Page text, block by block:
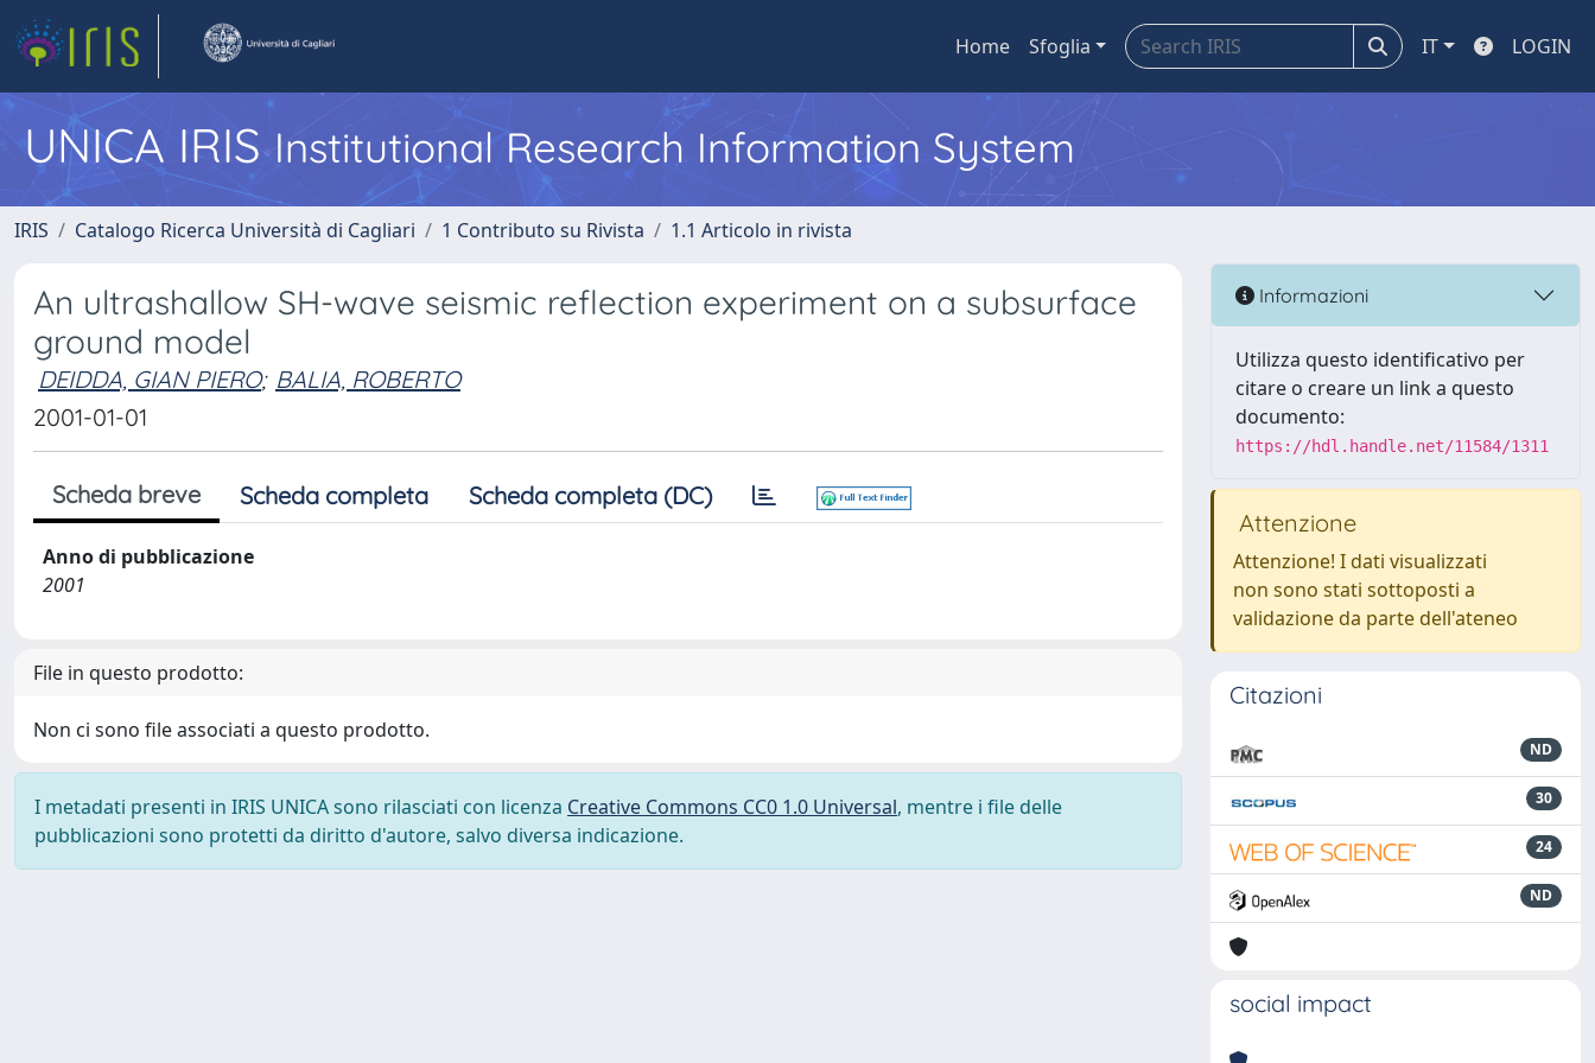
Home Sfoglia IT LOGIN
UNICA IRISInstitutional Research Information System
IRIS Catalogo Ricerca Università di Cagliari 1 Contributo su Rivista 1.1 Articolo in rivista
An ultrashallow SH-wave seismic reflection experiment on a subsurface
ground model
DEIDDA, GIAN PIERO; BALIA, ROBERTO
2001-01-01
Scheda breve Scheda completa Scheda completa (DC)
Anno di pubblicazione
2001
File in questo prodotto:
Non ci sono file associati a questo prodotto.
I metadati presenti in IRIS UNICA sono rilasciati con licenza Creative Commons CC0 1.0 Universal, mentre i file delle
pubblicazioni sono protetti da diritto d'autore, salvo diversa indicazione.
Informazioni
Utilizza questo identificativo per
citare o creare un link a questo
documento:
https://hdl.handle.net/11584/1311
Attenzione
Attenzione! I dati visualizzati
non sono stati sottoposti a
validazione da parte dell'ateneo
Citazioni
ND
30
24
ND
social impact